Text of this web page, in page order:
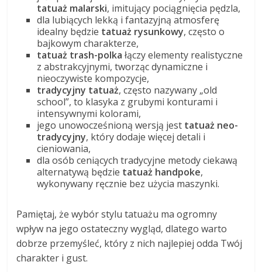
tatuaż malarski, imitujący pociągnięcia pędzla,
dla lubiących lekką i fantazyjną atmosferę
idealny będzie tatuaż rysunkowy, często o
bajkowym charakterze,
tatuaż trash-polka łączy elementy realistyczne
z abstrakcyjnymi, tworząc dynamiczne i
nieoczywiste kompozycje,
tradycyjny tatuaż, często nazywany „old
school”, to klasyka z grubymi konturami i
intensywnymi kolorami,
jego unowocześnioną wersją jest tatuaż neo-
tradycyjny, który dodaje więcej detali i
cieniowania,
dla osób ceniących tradycyjne metody ciekawą
alternatywą będzie tatuaż handpoke,
wykonywany ręcznie bez użycia maszynki.
Pamiętaj, że wybór stylu tatuażu ma ogromny
wpływ na jego ostateczny wygląd, dlatego warto
dobrze przemyśleć, który z nich najlepiej odda Twój
charakter i gust.